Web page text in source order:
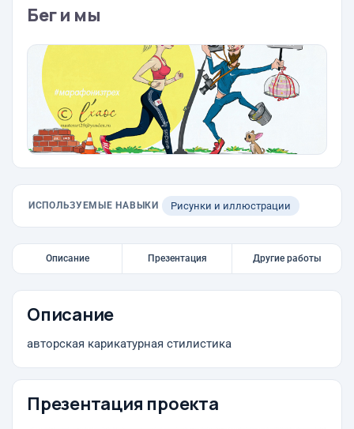
Бег и мы
ИСПОЛЬЗУЕМЫЕ НАВЫКИ Рисунки и иллюстрации
Описание Презентация Другие работы
Описание
авторская карикатурная стилистика
Презентация проекта